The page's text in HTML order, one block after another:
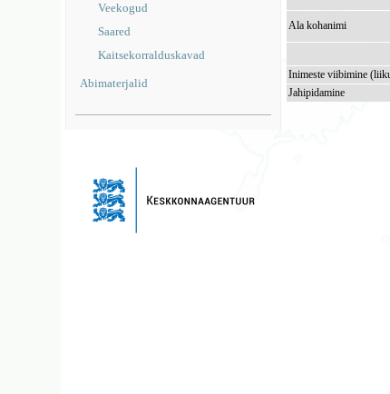
Veekogud
Saared
Kaitsekorralduskavad
Abimaterjalid
Ala kohanimi
Inimeste viibimine
Jahipidamine